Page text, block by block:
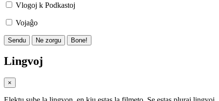
Vlogoj k Podkastoj
Vojaĝo
Sendu Ne zorgu Bone!
Lingvoj
×